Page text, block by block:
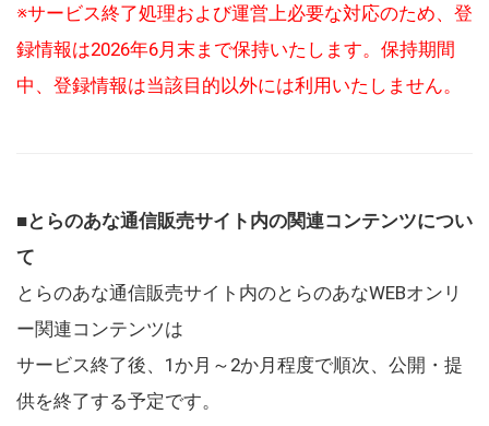
※サービス終了処理および運営上必要な対応のため、登
録情報は2026年6月末まで保持いたします。保持期間
中、登録情報は当該目的以外には利用いたしません。
■とらのあな通信販売サイト内の関連コンテンツについ
て
とらのあな通信販売サイト内のとらのあなWEBオンリ
ー関連コンテンツは
サービス終了後、1か月～2か月程度で順次、公開・提
供を終了する予定です。